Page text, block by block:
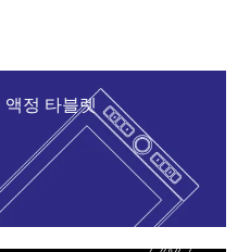
정 타블렛